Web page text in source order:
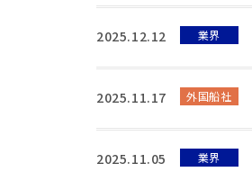
2025.12.12 業界
2025.11.17 外国船社
2025.11.05 業界